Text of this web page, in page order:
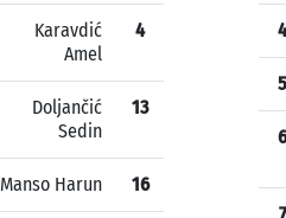
Karavdić
Amel
4
Doljančić
Sedin
13
Manso Harun 16
4
5
6